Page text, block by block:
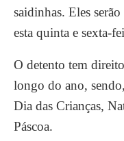
saidinhas. Eles
esta quinta e sexta-
O detento tem
longo do ano,
Dia das Crianças,
Páscoa.